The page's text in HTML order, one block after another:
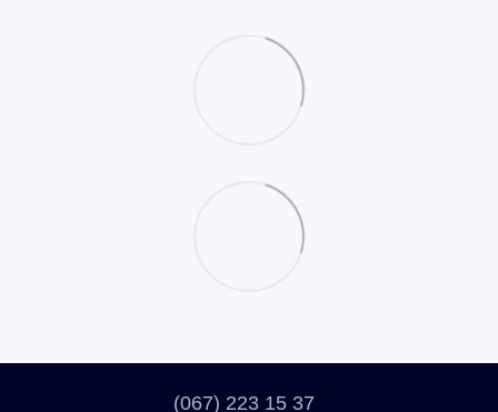
(067) 223 15 37